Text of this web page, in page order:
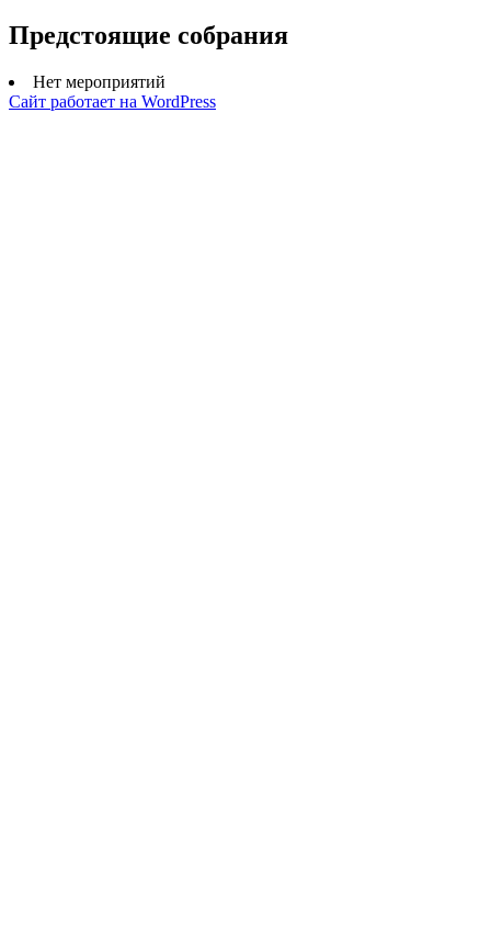
Предстоящие собрания
Нет мероприятий
Сайт работает на WordPress